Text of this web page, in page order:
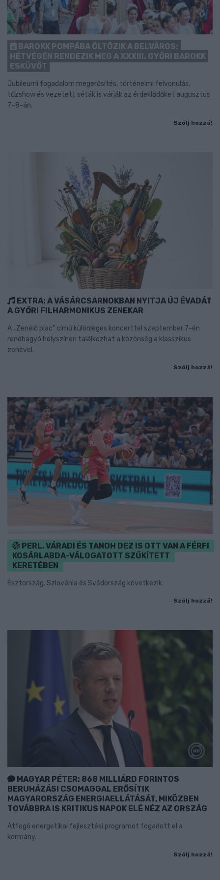
BAROKK POMPÁBA ÖLTÖZIK A BELVÁROS:
HÉTVÉGÉN RENDEZIK MEG A XXXIII. GYŐRI BAROKK
ESKÜVŐT
Jubileumi fogadalom megerősítés, történelmi felvonulás,
tűzshow és vezetett séták is várják az érdeklődőket augusztus
7–8-án.
Szólj hozzá!
EXTRA: A VÁSÁRCSARNOKBAN NYITJA ÚJ ÉVADÁT
A GYŐRI FILHARMONIKUS ZENEKAR
A „Zenélő piac” című különleges koncerttel szeptember 7-én
rendhagyó helyszínen találkozhat a közönség a klasszikus
zenével.
Szólj hozzá!
PERL, VÁRADI ÉS TANOH DEZ IS OTT VAN A FÉRFI
KOSÁRLABDA-VÁLOGATOTT SZŰKÍTETT
KERETÉBEN
Észtország, Szlovénia és Svédország következik.
Szólj hozzá!
MAGYAR PÉTER: 868 MILLIÁRD FORINTOS
BERUHÁZÁSI CSOMAGGAL ERŐSÍTIK
MAGYARORSZÁG ENERGIAELLÁTÁSÁT, MIKÖZBEN
TOVÁBBRA IS KRITIKUS NAPOK ELÉ NÉZ AZ ORSZÁG
Átfogó energetikai fejlesztési programot fogadott el a
kormány.
Szólj hozzá!